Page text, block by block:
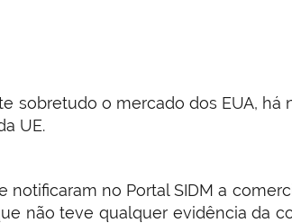
sobretudo o mercado dos EUA,
UE.
notificaram no Portal SIDM a
não teve qualquer evidência da